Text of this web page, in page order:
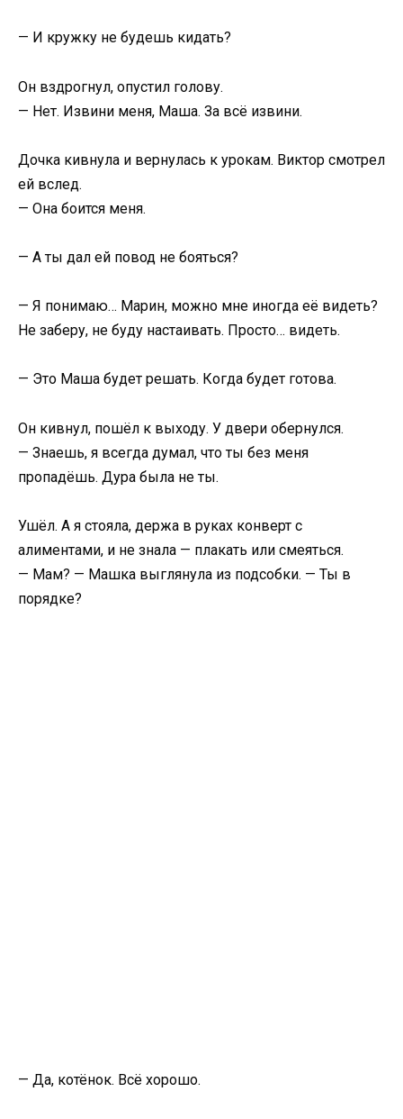
— И кружку не будешь кидать?
Он вздрогнул, опустил голову.
— Нет. Извини меня, Маша. За всё извини.
Дочка кивнула и вернулась к урокам. Виктор смотрел
ей вслед.
— Она боится меня.
— А ты дал ей повод не бояться?
— Я понимаю… Марин, можно мне иногда её видеть?
Не заберу, не буду настаивать. Просто… видеть.
— Это Маша будет решать. Когда будет готова.
Он кивнул, пошёл к выходу. У двери обернулся.
— Знаешь, я всегда думал, что ты без меня
пропадёшь. Дура была не ты.
Ушёл. А я стояла, держа в руках конверт с
алиментами, и не знала — плакать или смеяться.
— Мам? — Машка выглянула из подсобки. — Ты в
порядке?
— Да, котёнок. Всё хорошо.